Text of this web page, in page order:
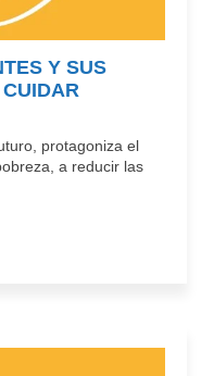
Y SUS
protagoniza el
a reducir las